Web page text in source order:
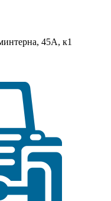
45А, к1